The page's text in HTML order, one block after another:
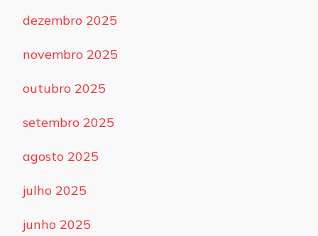
dezembro 2025
novembro 2025
outubro 2025
setembro 2025
agosto 2025
julho 2025
junho 2025